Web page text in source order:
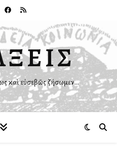
καὶ εὐσεβῶς ζήσωμεν…